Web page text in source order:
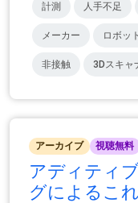
計測 人手不足
メーカー ロボット
非接触 3Dスキャ
アーカイブ 視聴無料
アディティ
グによるこ